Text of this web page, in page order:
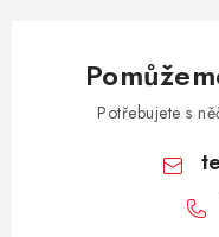
Potřebujete s